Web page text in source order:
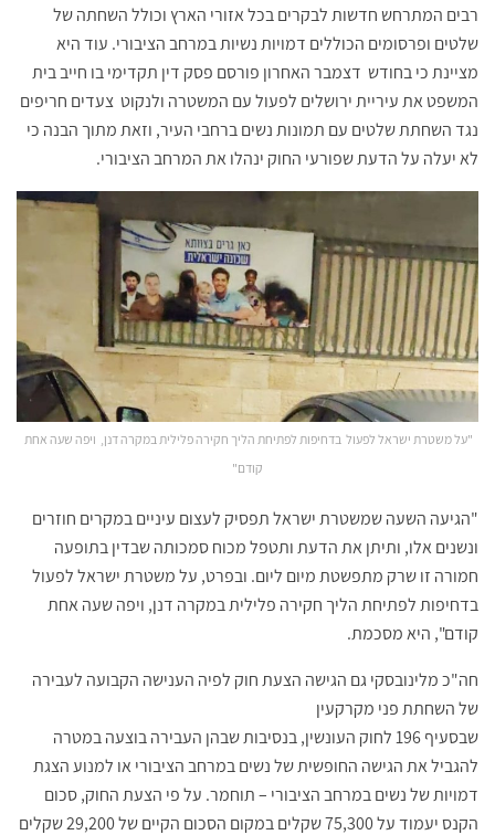
רבים המתרחש חדשות לבקרים בכל אזורי הארץ וכולל השחתה של
שלטים ופרסומים הכוללים דמויות נשיות במרחב הציבורי. עוד היא
מציינת כי בחודש דצמבר האחרון פורסם פסק דין תקדימי בו חייב בית
המשפט את עיריית ירושלים לפעול עם המשטרה ולנקוט צעדים חריפים
נגד השחתת שלטים עם תמונות נשים ברחבי העיר, וזאת מתוך הבנה כי
לא יעלה על הדעת שפורעי החוק ינהלו את המרחב הציבורי.
"על משטרת ישראל לפעול בדחיפות לפתיחת הליך חקירה פלילית במקרה דנן, ויפה שעה אחת
קודם"
"הגיעה השעה שמשטרת ישראל תפסיק לעצום עיניים במקרים חוזרים
ונשנים אלו, ותיתן את הדעת ותטפל מכוח סמכותה שבדין בתופעה
חמורה זו שרק מתפשטת מיום ליום. ובפרט, על משטרת ישראל לפעול
בדחיפות לפתיחת הליך חקירה פלילית במקרה דנן, ויפה שעה אחת
קודם", היא מסכמת.
חה"כ מלינובסקי גם הגישה הצעת חוק לפיה הענישה הקבועה לעבירה
של השחתת פני מקרקעין
שבסעיף 196 לחוק העונשין, בנסיבות שבהן העבירה בוצעה במטרה
להגביל את הגישה החופשית של נשים במרחב הציבורי או למנוע הצגת
דמויות של נשים במרחב הציבורי – תוחמר. על פי הצעת החוק, סכום
הקנס יעמוד על 75,300 שקלים במקום הסכום הקיים של 29,200 שקלים